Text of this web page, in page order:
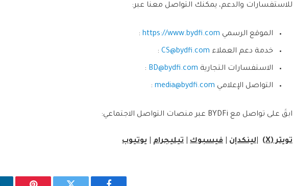
للاستفسارات والدعم، يمكنك التواصل معنا عبر:
الموقع الرسمي https://www.bydfi.com
:
خدمة دعم العملاء CS@bydfi.com
:
الاستفسارات التجارية BD@bydfi.com
:
التواصل الإعلامي media@bydfi.com
:
ابقَ على تواصل مع BYDFi عبر منصات التواصل الاجتماعي:
تويتر (X
) لينكدإن فيسبوك تيليجرام يوتيوب